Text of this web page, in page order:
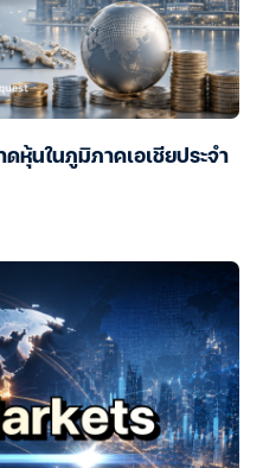
หุ้นในภูมิภาคเอเชียประจำ